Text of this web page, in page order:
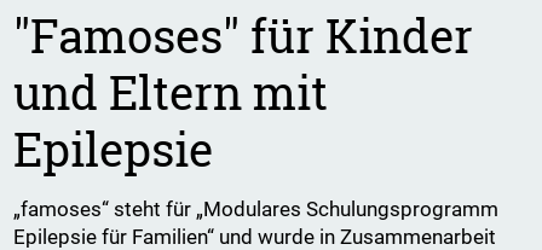
"Famoses" für Kinder
und Eltern mit
Epilepsie
„famoses“ steht für „Modulares Schulungsprogramm
Epilepsie für Familien“ und wurde in Zusammenarbeit